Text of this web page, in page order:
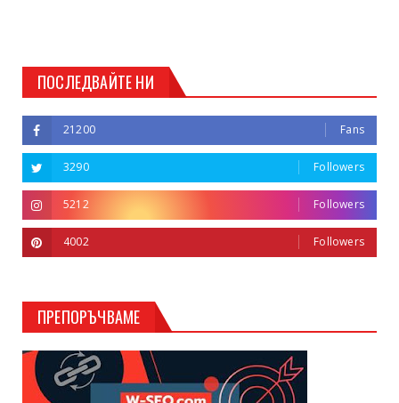
ПОСЛЕДВАЙТЕ НИ
21200 Fans
3290 Followers
5212 Followers
4002 Followers
ПРЕПОРЪЧВАМЕ